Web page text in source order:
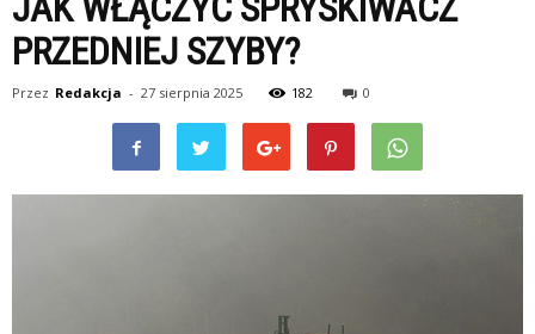
PRZEDNIEJ SZYBY?
Przez Redakcja - 27 sierpnia 2025 182 0